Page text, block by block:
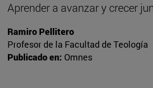
Aprender a avanzar y crecer
Ramiro Pellitero
Profesor de la Facultad de Teología
Publicado en: Omnes